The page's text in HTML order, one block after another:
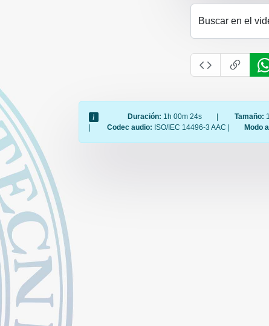
Buscar en el
Duración: 1h 00m 24s | Tamaño:
|
Codec audio: ISO/IEC 14496-3 AAC | Modo